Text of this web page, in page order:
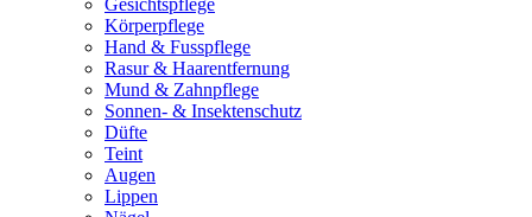
Gesichtspflege
Körperpflege
Hand & Fusspflege
Rasur & Haarentfernung
Mund & Zahnpflege
Sonnen- & Insektenschutz
Düfte
Teint
Augen
Lippen